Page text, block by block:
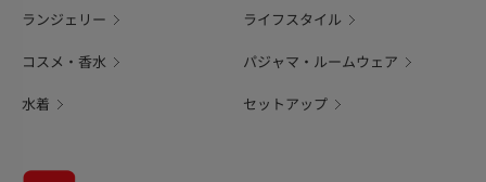
ランジェリー ライフスタイル
コスメ・香水 パジャマ・ルームウェア
水着 セットアップ